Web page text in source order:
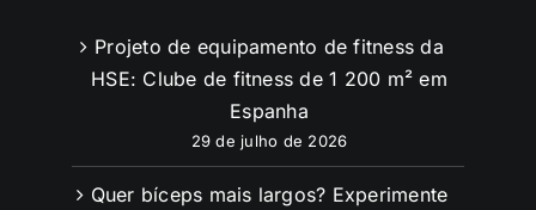
Projeto de equipamento de fitness da
HSE: Clube de fitness de 1 200 m² em
Espanha
29 de julho de 2026
Quer bíceps mais largos? Experimente